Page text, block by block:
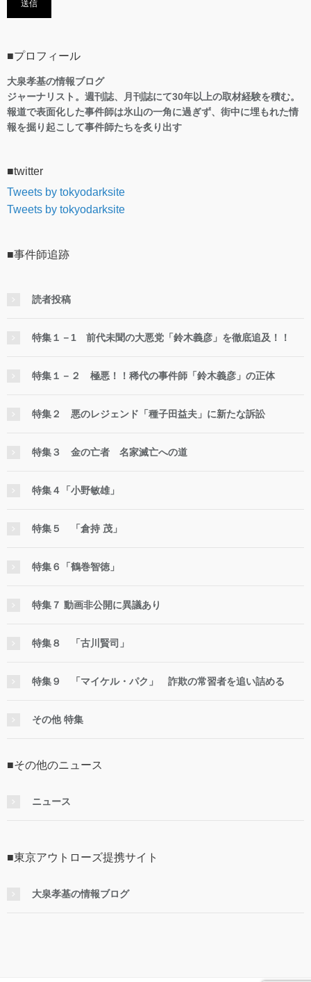
■プロフィール
大泉孝基の情報ブログ
ジャーナリスト。週刊誌、月刊誌にて30年以上の取材経験を積む。
報道で表面化した事件師は氷山の一角に過ぎず、街中に埋もれた情
報を掘り起こして事件師たちを炙り出す
■twitter
Tweets by tokyodarksite
Tweets by tokyodarksite
■事件師追跡
読者投稿
特集１－1 前代未聞の大悪党「鈴木義彦」を徹底追及！！
特集１－２ 極悪！！稀代の事件師「鈴木義彦」の正体
特集２ 悪のレジェンド「種子田益夫」に新たな訴訟
特集３ 金の亡者 名家滅亡への道
特集４「小野敏雄」
特集５ 「倉持 茂」
特集６「鶴巻智徳」
特集７ 動画非公開に異議あり
特集８ 「古川賢司」
特集９ 「マイケル・パク」 詐欺の常習者を追い詰める
その他 特集
■その他のニュース
ニュース
■東京アウトローズ提携サイト
大泉孝基の情報ブログ